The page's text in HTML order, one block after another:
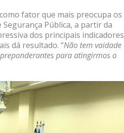
fator que mais preocupa os
Pública, a partir da
dos principais indicadores
dá resultado. “Não tem vaidade
para atingirmos o